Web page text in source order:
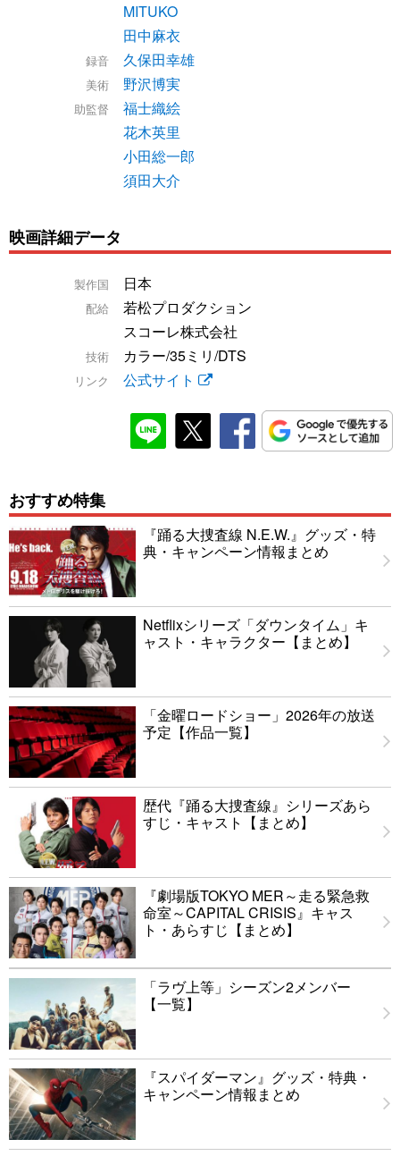
MITUKO
田中麻衣
録音 久保田幸雄
美術 野沢博実
助監督
福士織絵
花木英里
小田総一郎
須田大介
映画詳細データ
製作国 日本
配給
若松プロダクション
スコーレ株式会社
技術 カラー/35ミリ/DTS
リンク 公式サイト
おすすめ特集
『踊る大捜査線 N.E.W.』グッズ・特
典・キャンペーン情報まとめ
Netflixシリーズ「ダウンタイム」キ
ャスト・キャラクター【まとめ】
「金曜ロードショー」2026年の放送
予定【作品一覧】
歴代『踊る大捜査線』シリーズあら
すじ・キャスト【まとめ】
『劇場版TOKYO MER～走る緊急救
命室～CAPITAL CRISIS』キャス
ト・あらすじ【まとめ】
「ラヴ上等」シーズン2メンバー
【一覧】
『スパイダーマン』グッズ・特典・
キャンペーン情報まとめ